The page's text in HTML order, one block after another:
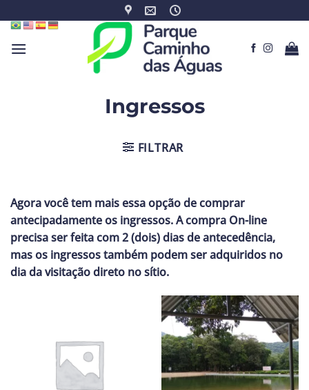
to
content
Ingressos
FILTRAR
Agora você tem mais essa opção de comprar
antecipadamente os ingressos. A compra On-line
precisa ser feita com 2 (dois) dias de antecedência,
mas os ingressos também podem ser adquiridos no
dia da visitação direto no sítio.